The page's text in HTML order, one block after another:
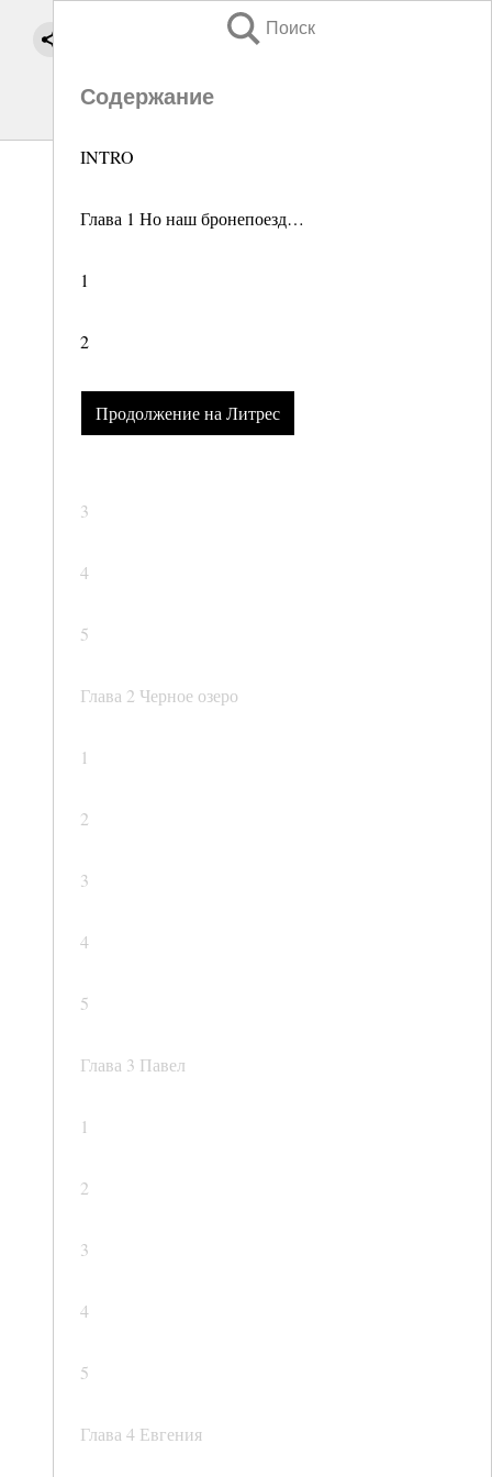
Поиск
Содержание
INTRO
Глава 1 Но наш бронепоезд…
1
2
Продолжение на Литрес
3
4
5
Глава 2 Черное озеро
1
2
3
4
5
Глава 3 Павел
1
2
3
4
5
Глава 4 Евгения